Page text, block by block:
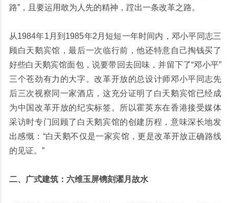
路”，且要运用敢为人先的精神，蹚出一条改革之路。
从1984年1月到1985年2月短短一年时间内，邓小平同志三
顾白天鹅宾馆，最后一次临行前，他还特意自己掏钱买了
好些白天鹅宾馆面包，说要带回去回味，并留下了“邓小平”
三个苍劲有力的大字。改革开放的总设计师邓小平同志先
后三次视察同一家酒店，这充分证明了白天鹅宾馆已经成
为中国改革开放的纪实标签。所以霍英东在香港接受媒体
采访时专门回顾了白天鹅宾馆的创建历程，意味深长地发
出感慨：“白天鹅不仅是一家宾馆，更是改革开放正确路线
的见证。”
二、广式建筑：六维玉屏镌刻濯月故水